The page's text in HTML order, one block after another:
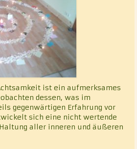
ist ein aufmerksames
dessen, was im
gegenwärtigen Erfahrung vor
sich eine nicht wertende
aller inneren und äußeren